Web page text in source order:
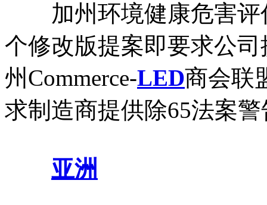
加州环境健康危害评
个修改版提案即要求公
州Commerce-LED商会联
求制造商提供除65法案
亚洲